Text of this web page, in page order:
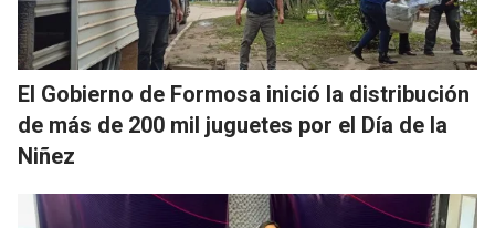
El Gobierno de Formosa inició la distribución
de más de 200 mil juguetes por el Día de la
Niñez